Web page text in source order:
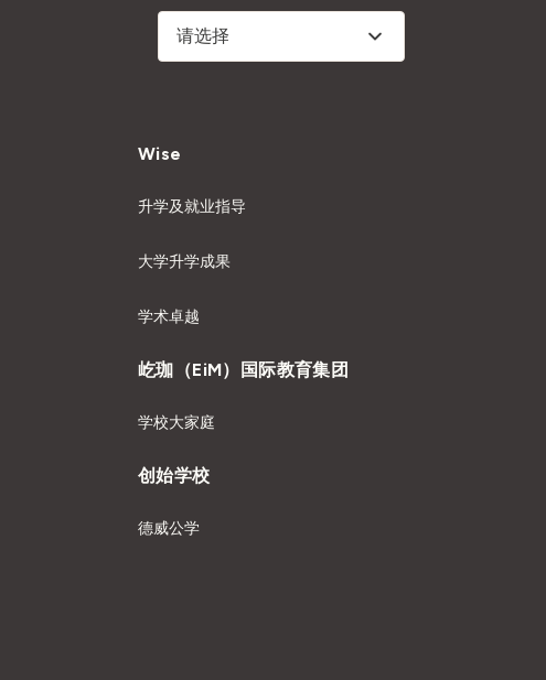
请选择
Wise
升学及就业指导
大学升学成果
学术卓越
屹珈（EiM）国际教育集团
学校大家庭
创始学校
德威公学